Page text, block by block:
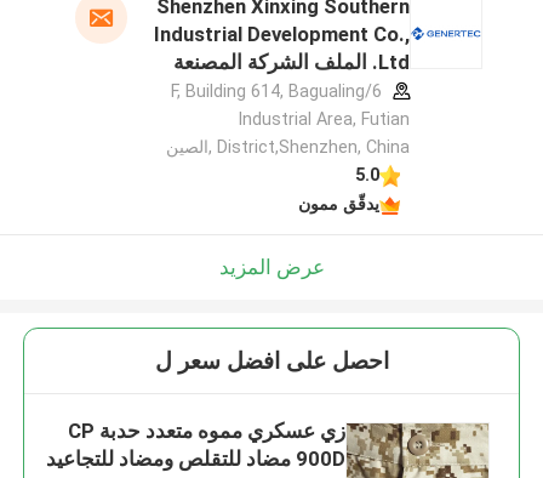
Shenzhen Xinxing Southern
Industrial Development Co.,
Ltd. الملف الشركة المصنعة
6/F, Building 614, Bagualing
Industrial Area, Futian
District,Shenzhen, China ,الصين
5.0
يدقّق ممون
عرض المزيد
احصل على افضل سعر ل
زي عسكري مموه متعدد حدبة CP
900D مضاد للتقلص ومضاد للتجاعيد